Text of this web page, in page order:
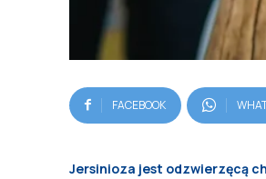
FACEBOOK
Jersinioza jest odzwierzęcą